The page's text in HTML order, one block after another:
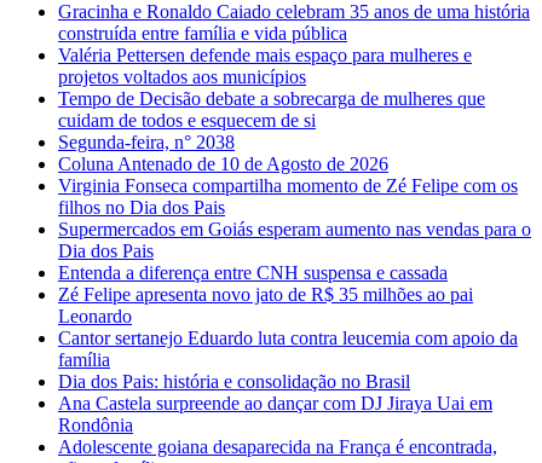
Gracinha e Ronaldo Caiado celebram 35 anos de uma história
construída entre família e vida pública
Valéria Pettersen defende mais espaço para mulheres e
projetos voltados aos municípios
Tempo de Decisão debate a sobrecarga de mulheres que
cuidam de todos e esquecem de si
Segunda-feira, n° 2038
Coluna Antenado de 10 de Agosto de 2026
Virginia Fonseca compartilha momento de Zé Felipe com os
filhos no Dia dos Pais
Supermercados em Goiás esperam aumento nas vendas para o
Dia dos Pais
Entenda a diferença entre CNH suspensa e cassada
Zé Felipe apresenta novo jato de R$ 35 milhões ao pai
Leonardo
Cantor sertanejo Eduardo luta contra leucemia com apoio da
família
Dia dos Pais: história e consolidação no Brasil
Ana Castela surpreende ao dançar com DJ Jiraya Uai em
Rondônia
Adolescente goiana desaparecida na França é encontrada,